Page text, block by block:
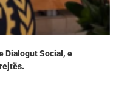
Dialogut Social, e